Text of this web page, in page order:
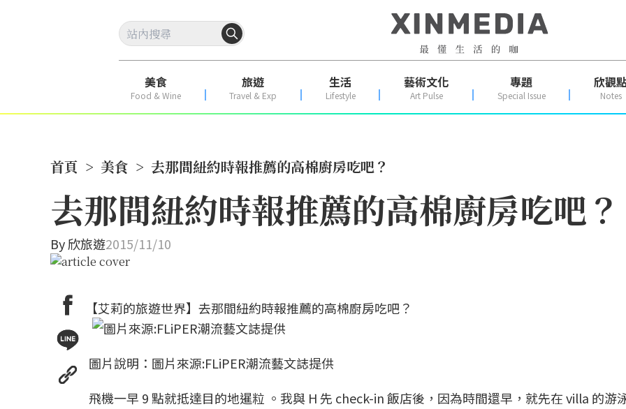
美食
Food & Wine
旅遊
Travel & Exp
生活
Lifestyle
藝術文化
Art Pulse
專題
Special Issue
欣觀
Notes
首頁 > 美食 > 去那間紐約時報推薦的高棉廚房吃吧？
去那間紐約時報推薦的高棉廚房吃吧？
By欣旅遊2015/11/10
【艾莉的旅遊世界】去那間紐約時報推薦的高棉廚房吃吧？
圖片說明：圖片來源:FLiPER潮流藝文誌提供
飛機一早 9 點就抵達目的地暹粒 。我與 H 先 check-in 飯店後，因為時間還早，就先在 villa 的游